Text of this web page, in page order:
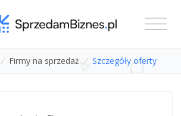
/ Firmy na sprzedaż / Szczegóły oferty